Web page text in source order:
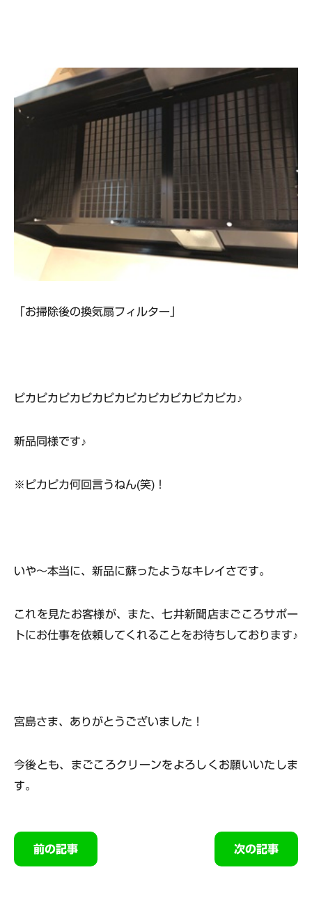
「お掃除後の換気扇フィルター」
ピカピカピカピカピカピカピカピカピカピカ♪
新品同様です♪
※ピカピカ何回言うねん(笑)！
いや～本当に、新品に蘇ったようなキレイさです。
これを見たお客様が、また、七井新聞店まごころサポー
トにお仕事を依頼してくれることをお待ちしております♪
宮島さま、ありがとうございました！
今後とも、まごころクリーンをよろしくお願いいたしま
す。
前の記事 次の記事